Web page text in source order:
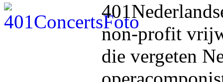
non-profit
die vergeten